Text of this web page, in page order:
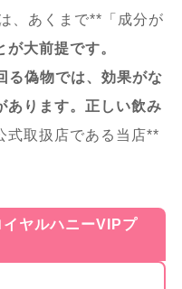
、あくまで**「成分が
が大前提です。
る偽物では、効果がな
あります。正しい飲み
式取扱店である当店**
ヤルハニーVIPプ